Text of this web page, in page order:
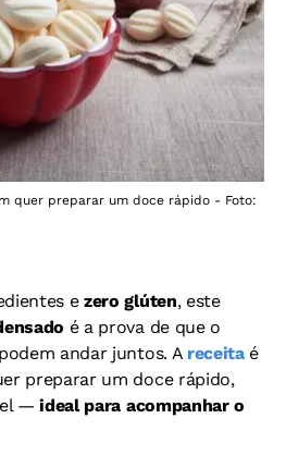
quer preparar um doce rápido - Foto:
ezero glúten, este
é a prova de que o
andar juntos. A receita é
preparar um doce rápido,
—ideal para acompanhar o